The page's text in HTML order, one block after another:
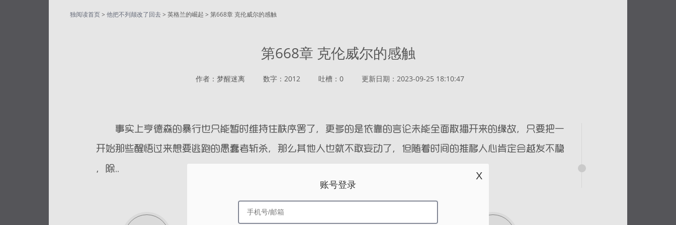
独阅读首页> 他把不列颠改了回去> 英格兰的崛起 > 第668章 克伦威尔的感触
第668章 克伦威尔的感触
作者：梦醒迷离 数字：2012 吐槽：0 更新日期：2023-09-25 18:10:47
账号登录
X